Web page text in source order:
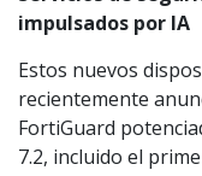
impulsados por IA
Estos nuevos
recientemente
FortiGuard
7.2, incluido el